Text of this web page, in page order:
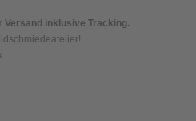
inklusive Tracking.